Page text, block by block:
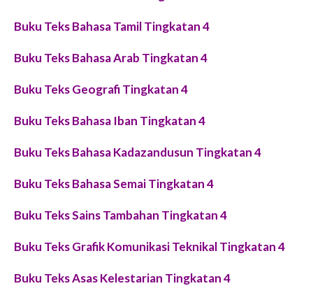
Buku Teks Bahasa Tamil Tingkatan 4
Buku Teks Bahasa Arab Tingkatan 4
Buku Teks Geografi Tingkatan 4
Buku Teks Bahasa Iban Tingkatan 4
Buku Teks Bahasa Kadazandusun Tingkatan 4
Buku Teks Bahasa Semai Tingkatan 4
Buku Teks Sains Tambahan Tingkatan 4
Buku Teks Grafik Komunikasi Teknikal Tingkatan 4
Buku Teks Asas Kelestarian Tingkatan 4